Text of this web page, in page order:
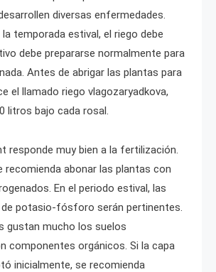
diversas enfermedades.
temporada estival, el riego debe
debe prepararse normalmente para
Antes de abrigar las plantas para
el llamado riego vlagozaryadkova,
litros bajo cada rosal.
responde muy bien a la fertilización.
recomienda abonar las plantas con
En el periodo estival, las
potasio-fósforo serán pertinentes.
gustan mucho los suelos
componentes orgánicos. Si la capa
inicialmente, se recomienda